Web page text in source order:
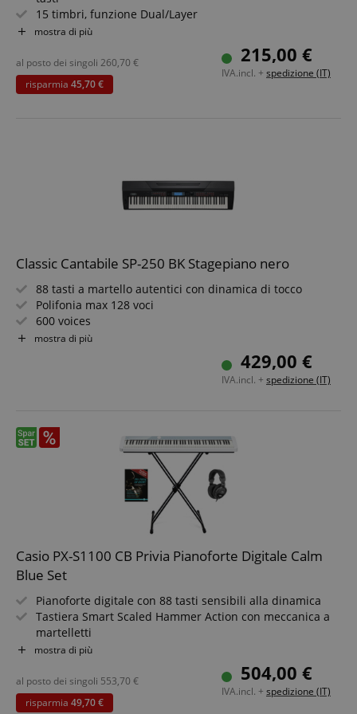
15 timbri, funzione Dual/Layer
Risonanza del pedale damper, polifonia a 64 voci
15 brani demo voice + 10 brani preset piano
USB-TO-HOST MIDI e audio
Set risparmio con cuffie, supporto X-Keyboard e scuola
di pianoforte
mostra di più
215,00 €
IVA.incl. + spedizione (IT)
al posto dei singoli 260,70 €
risparmia 45,70 €
Classic Cantabile SP-250 BK Stagepiano nero
88 tasti a martello autentici con dinamica di tocco
Polifonia max 128 voci
600 voices
Funzione di registrazione
mostra di più
429,00 €
IVA.incl. + spedizione (IT)
Casio PX-S1100 CB Privia Pianoforte Digitale Calm
Blue Set
Pianoforte digitale con 88 tasti sensibili alla dinamica
Tastiera Smart Scaled Hammer Action con meccanica a
martelletti
18 timbri
Incluso adattatore Bluetooth WU-BT10
Bluetooth Audio + MIDI, USB TO HOST, LINE OUT
mostra di più
504,00 €
IVA.incl. + spedizione (IT)
al posto dei singoli 553,70 €
risparmia 49,70 €
I cookie strettamente necessari consentono
funzionalità del sito Web principale come l'accesso
degli utenti e la gestione dell'account. Il sito Web
non può essere utilizzato correttamente senza i
cookie strettamente necessari.
CookieScriptConsent
FPGSID .kirstein.it
Nome Scadenza Descrizione
Nome Scadenza Descrizione